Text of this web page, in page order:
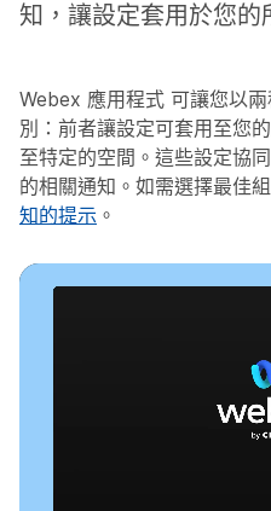
知，讓設定套用於您的
Webex 應用程式 可讓您以
別：前者讓設定可套用至您
至特定的空間。這些設定協
的相關通知。如需選擇最佳
知的提示 。